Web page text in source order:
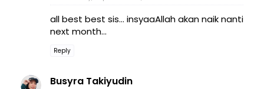
all best best sis... insyaaAllah akan naik nanti
next month...
Reply
Busyra Takiyudin